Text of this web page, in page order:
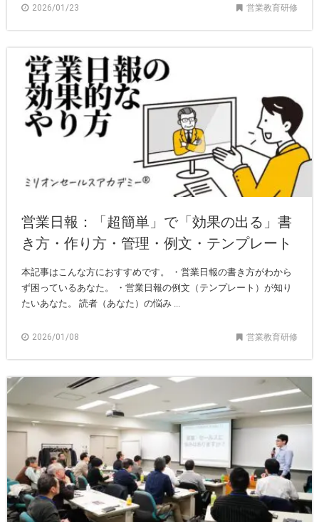
2026/01/23 営業教育研修
営業日報：「超簡単」で「効果の出る」書
き方・作り方・管理・例文・テンプレート
本記事はこんな方におすすめです。 ・営業日報の書き方がわから
ず困っているあなた。 ・営業日報の例文（テンプレート）が知り
たいあなた。 読者（あなた）の悩み ...
2026/01/08 営業教育研修